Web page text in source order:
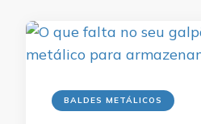
BALDES METÁLICOS